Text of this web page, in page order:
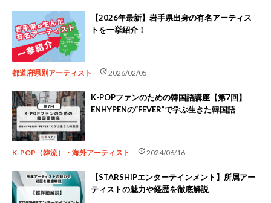
【2026年最新】岩手県出身の有名アーティス
トを一挙紹介！
都道府県別アーティスト update2026/02/05
K-POPファンのための韓国語講座【第7回】
ENHYPENの“FEVER”で学ぶ生きた韓国語
K-POP（韓流）・海外アーティスト update2024/06/16
【STARSHIPエンターテインメント】所属アー
ティストの魅力や経歴を徹底解説